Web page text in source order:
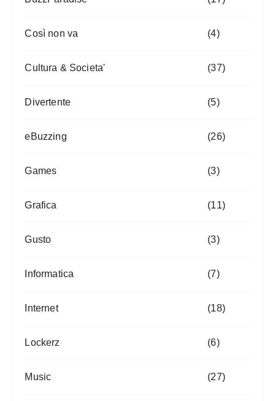
Così non va (4)
Cultura & Societa' (37)
Divertente (5)
eBuzzing (26)
Games (3)
Grafica (11)
Gusto (3)
Informatica (7)
Internet (18)
Lockerz (6)
Music (27)